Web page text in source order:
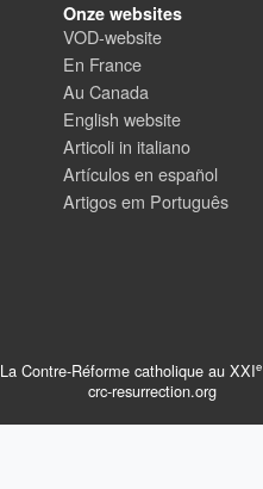
Onze websites
VOD-website
En France
Au Canada
English website
Articoli in italiano
Artículos en español
Artigos em Português
La Contre-Réforme catholique au XXIe
crc-resurrection.org